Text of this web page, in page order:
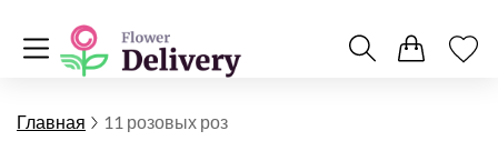
Главная 11 розовых роз